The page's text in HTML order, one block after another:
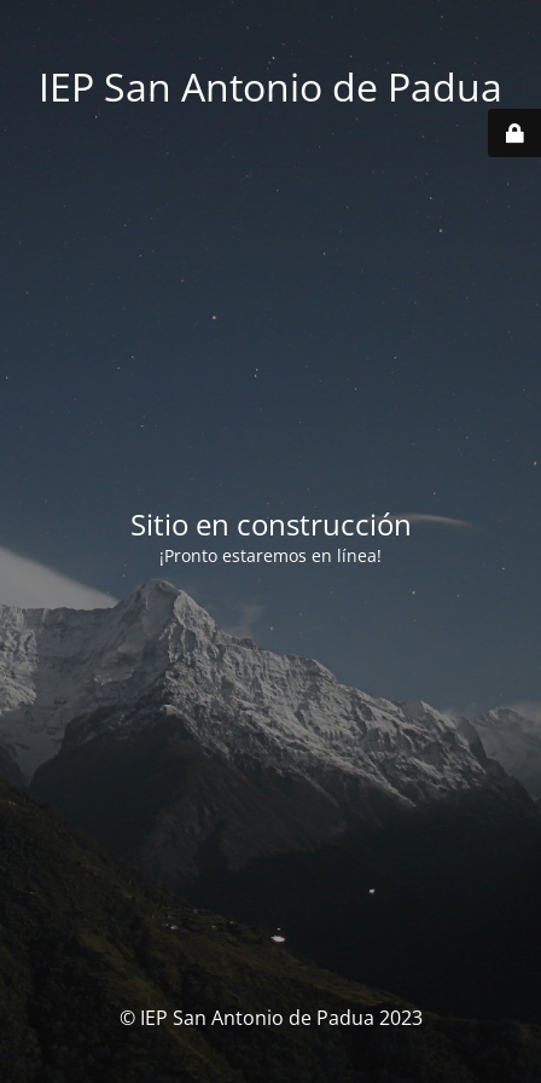
IEP San Antonio de Padua
Sitio en construcción
¡Pronto estaremos en línea!
© IEP San Antonio de Padua 2023